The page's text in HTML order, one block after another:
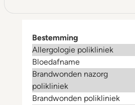
Bestemming
Allergologie polikliniek
Bloedafname
Brandwonden nazorg
polikliniek
Brandwonden polikliniek